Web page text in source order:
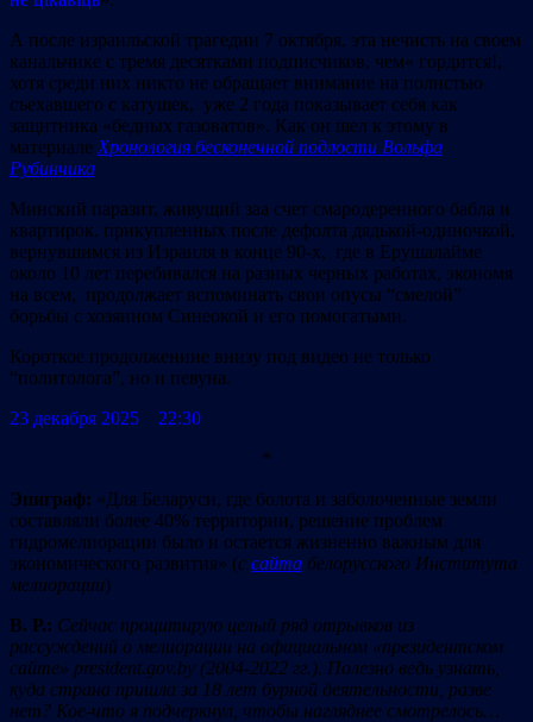
А после израильской трагедии 7 октября, эта нечисть на своем
канальчике с тремя десятками подписчиков, чем« гордится!,
хотя среди них никто не обращает внимание на полнстью
съехавшего с катушек, уже 2 года показывает себя как
защитника «бедных газоватов». Как он шел к этому в
материале Хронология бесконечной подлости Вольфа
Рубинчика
Минский паразит, живущий заа счет смародеренного бабла и
квартирок, прикупленных после дефолта дядькой-одиночкой,
вернувшимся из Израиля в конце 90-х, где в Ерушалайме
около 10 лет перебивался на разных черных работах, экономя
на всем, продолжает вспоминать свои опусы “смелой”
борьбы с хозяином Синеокой и его помогатыми.
Короткое продолжениие внизу под видео не только
“политолога”, но и певуна.
23 декабря 2025 22:30
*
Эпиграф: «Для Беларуси, где болота и заболоченные земли
составляли более 40% территории, решение проблем
гидромелиорации было и остается жизненно важным для
экономического развития» (с сайта белорусского Института
мелиорации)
В. Р.: Сейчас процитирую целый ряд отрывков из
рассуждений о мелиорации на официальном «президентском
сайте» president.gov.by (2004-2022 гг.). Полезно ведь узнать,
куда cтрана пришла за 18 лет бурной деятельности, разве
нет? Кое-что я подчеркнул, чтобы нагляднее смотрелось…